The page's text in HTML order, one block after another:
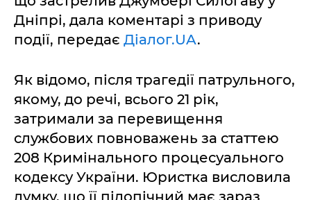
Дніпрі, дала коментарі з приводу
події, передає Діалог.UA.
Як відомо, після трагедії патрульного,
якому, до речі, всього 21 рік,
затримали за перевищення
службових повноважень за статтею
208 Кримінального процесуального
кодексу України. Юристка висловила
думку, що її підопічний має зараз